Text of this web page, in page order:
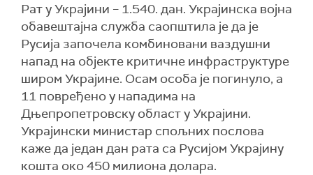
Рат у Украјини – 1.540. дан. Украјинска војна
обавештајна служба саопштила је да је
Русија започела комбиновани ваздушни
напад на објекте критичне инфраструктуре
широм Украјине. Осам особа је погинуло, а
11 повређено у нападима на
Дњепропетровску област у Украјини.
Украјински министар спољних послова
каже да један дан рата са Русијом Украјину
кошта око 450 милиона долара.